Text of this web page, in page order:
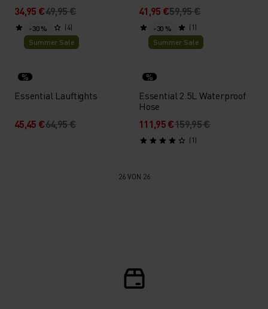
34,95 €49,95 €
(4)
41,95 €59,95 €
(1)
-30 %
Summer Sale
%
Essential Lauftights
45,45 €64,95 €
-30 %
Summer Sale
%
Essential 2.5L Waterproof
Hose
111,95 €159,95 €
(1)
26 VON 26